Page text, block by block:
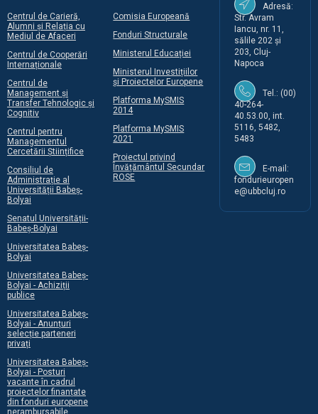
Centrul de Carieră,
Alumni și Relația cu
Mediul de Afaceri
Centrul de Cooperări
Internaționale
Centrul de
Management și
Transfer Tehnologic și
Cognitiv
Centrul pentru
Managementul
Cercetării Științifice
Consiliul de
Administrație al
Universității Babeș-
Bolyai
Senatul Universității-
Babeș-Bolyai
Universitatea Babeș-
Bolyai
Universitatea Babeș-
Bolyai - Achiziții
publice
Universitatea Babeș-
Bolyai - Anunțuri
selecție parteneri
privați
Universitatea Babeș-
Bolyai - Posturi
vacante în cadrul
proiectelor finanțate
din fonduri europene
nerambursabile
Comisia Europeană
Fonduri Structurale
Ministerul Educației
Ministerul Investițiilor
și Proiectelor Europene
Platforma MySMIS
2014
Platforma MySMIS
2021
Proiectul privind
Învățământul Secundar
ROSE
Adresă:
Str. Avram
Iancu, nr. 11,
sălile 202 și
203, Cluj-
Napoca
Tel.: (00)
40-264-
40.53.00, int.
5116, 5482,
5483
E-mail:
fondurieuropen
e@ubbcluj.ro